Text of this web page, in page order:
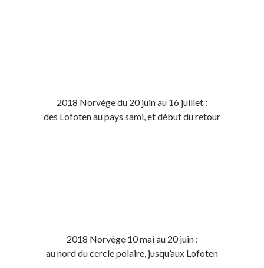
2018 Norvège du 20 juin au 16 juillet :
des Lofoten au pays sami, et début du retour
2018 Norvège 10 mai au 20 juin :
au nord du cercle polaire, jusqu’aux Lofoten